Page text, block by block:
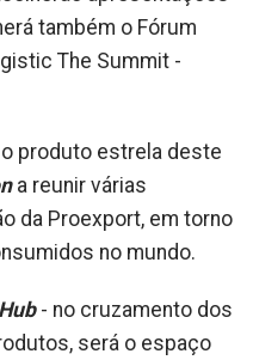
também o Fórum
The Summit -
produto estrela deste
a reunir várias
da Proexport, em torno
no mundo.
- no cruzamento dos
será o espaço